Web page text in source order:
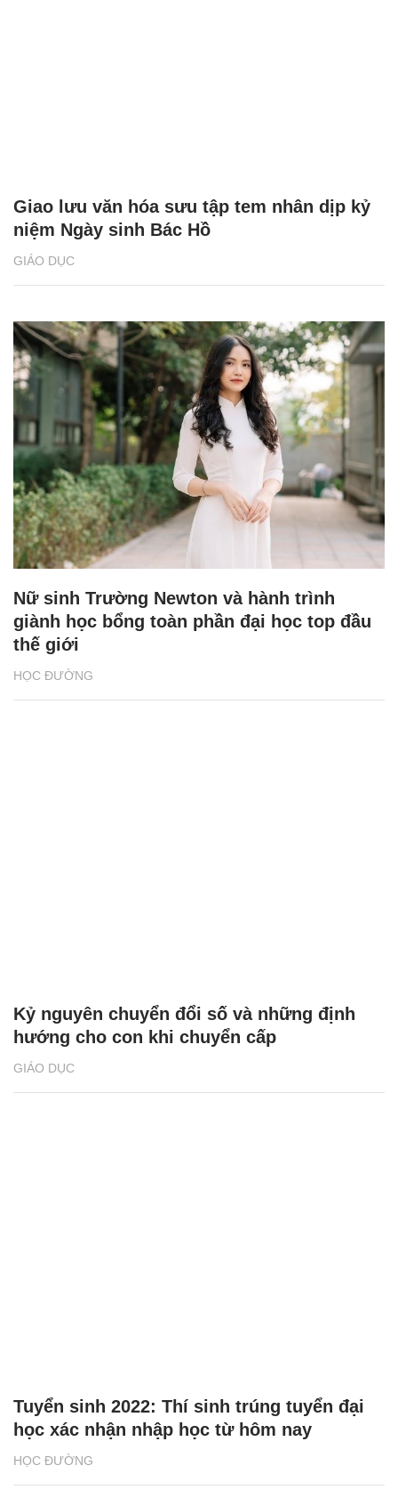
GIÁO DỤC
Giao lưu văn hóa sưu tập tem nhân dịp kỷ
niệm Ngày sinh Bác Hồ
HỌC ĐƯỜNG
Nữ sinh Trường Newton và hành trình
giành học bổng toàn phần đại học top đầu
thế giới
GIÁO DỤC
Kỷ nguyên chuyển đổi số và những định
hướng cho con khi chuyển cấp
HỌC ĐƯỜNG
Tuyển sinh 2022: Thí sinh trúng tuyển đại
học xác nhận nhập học từ hôm nay